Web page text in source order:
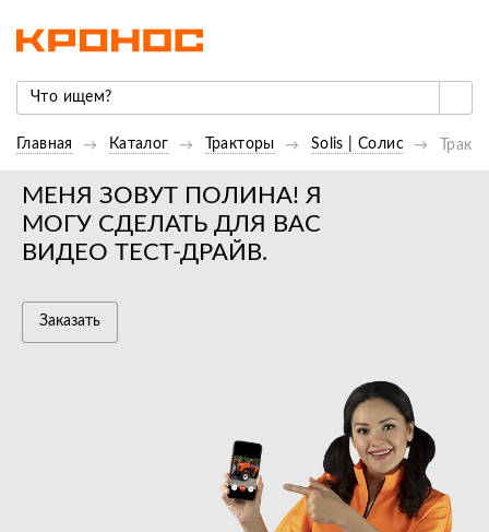
Главная Каталог Тракторы Solis | Cолис
МЕНЯ ЗОВУТ ПОЛИНА! Я
МОГУ СДЕЛАТЬ ДЛЯ ВАС
ВИДЕО ТЕСТ-ДРАЙВ.
Заказать